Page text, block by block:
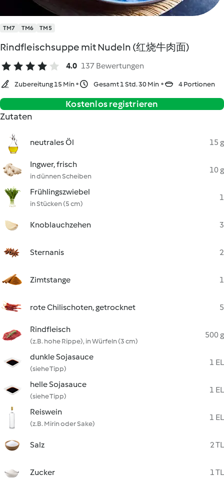
TM7 TM6 TM5
Rindfleischsuppe mit Nudeln (红烧牛肉面)
4.0 137 Bewertungen
Zubereitung 15 Min Gesamt 1 Std. 30 Min 4 Portionen
Kostenlos registrieren
Zutaten
neutrales Öl 15 g
Ingwer, frisch
in dünnen Scheiben
10 g
Frühlingszwiebel
in Stücken (5 cm)
1
Knoblauchzehen 3
Sternanis 2
Zimtstange 1
rote Chilischoten, getrocknet 5
Rindfleisch
(z.B. hohe Rippe), in Würfeln (3 cm)
500 g
dunkle Sojasauce
(siehe Tipp)
1 EL
helle Sojasauce
(siehe Tipp)
1 EL
Reiswein
(z.B. Mirin oder Sake)
1 EL
Salz 2 TL
Zucker 1 TL